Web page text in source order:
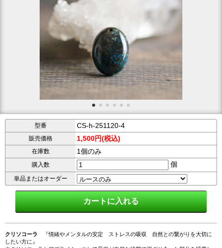
型番 CS-h-251120-4
販売価格 1,500円(税込)
在庫数 1個のみ
購入数 個
単品またはオーダー
クリソコーラ 『情緒やメンタルの安定 ストレスの吸収 自然との繋がりを大切に
したい方に』